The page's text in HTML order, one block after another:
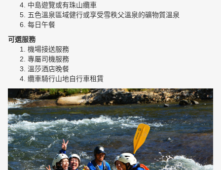
中島遊覽或有珠山纜車
五色溫泉區域健行或享受雪秩父溫泉的礦物質溫泉
每日午餐
可選服務
機場接送服務
專屬司機服務
溫莎酒店晚餐
纜車騎行山地自行車租賃